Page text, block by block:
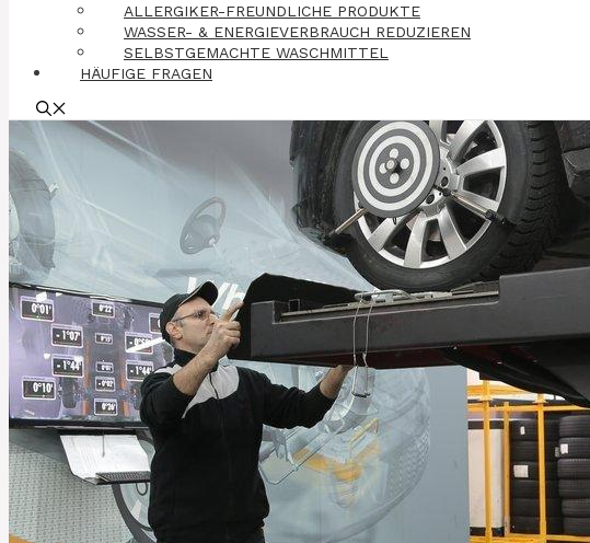
ALLERGIKER-FREUNDLICHE PRODUKTE
WASSER- & ENERGIEVERBRAUCH REDUZIEREN
SELBSTGEMACHTE WASCHMITTEL
HÄUFIGE FRAGEN